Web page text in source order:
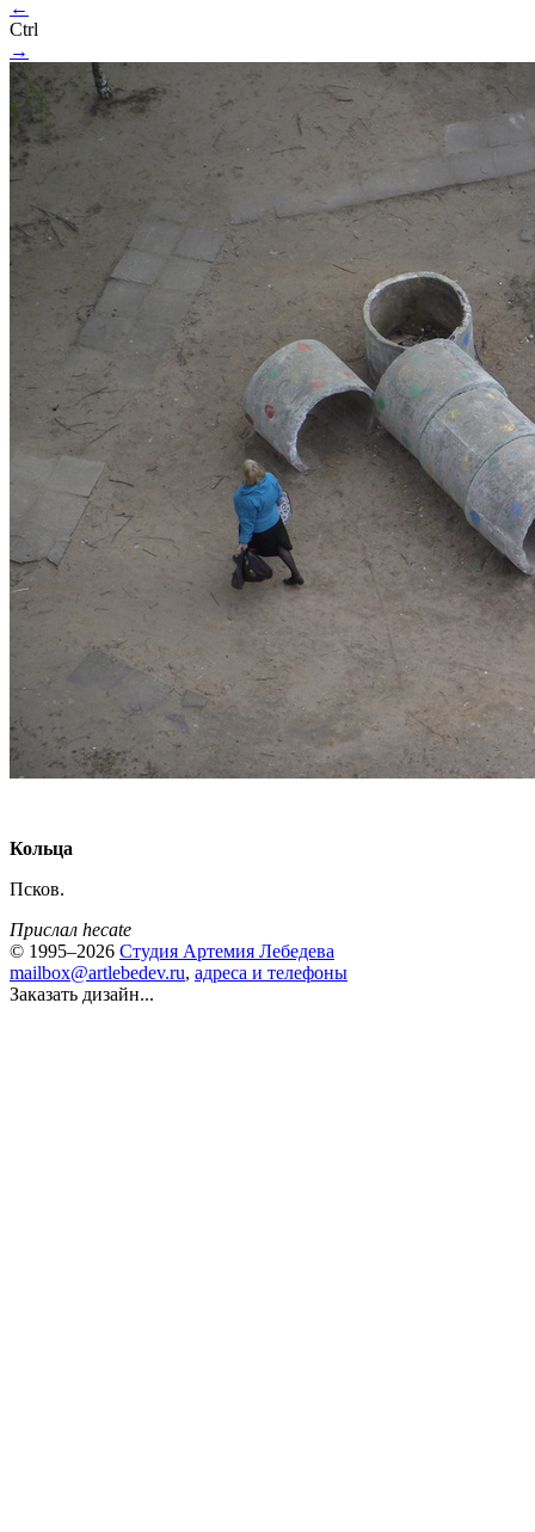
←
Ctrl
→
Кольца
Псков.
Прислал hecate
© 1995–2026 Студия Артемия Лебедева
mailbox@artlebedev.ru, адреса и телефоны
Заказать дизайн...